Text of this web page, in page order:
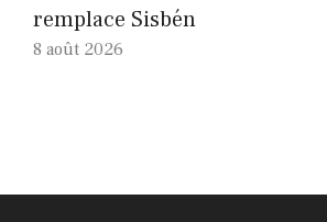
remplace Sisbén
8 août 2026